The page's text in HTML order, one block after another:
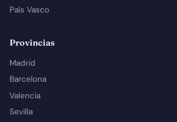
País Vasco
Provincias
Madrid
Barcelona
Valencia
Sevilla